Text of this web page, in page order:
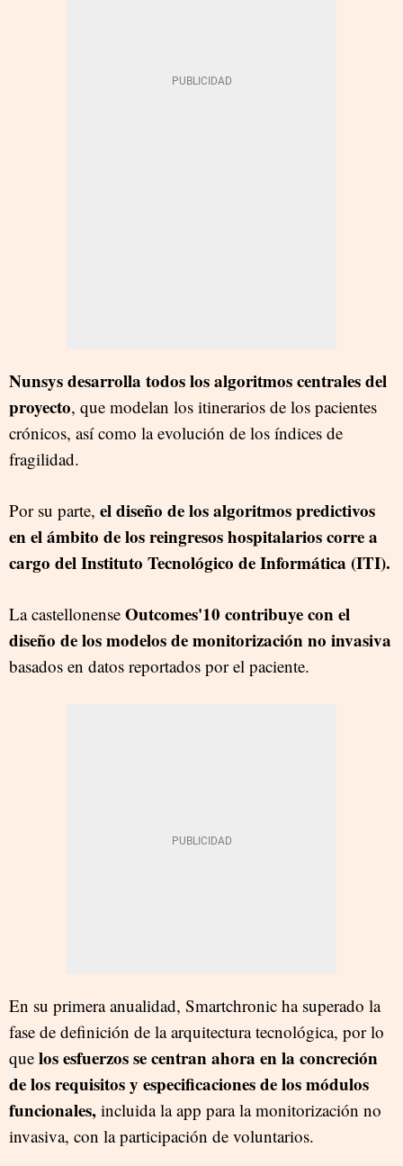
Nunsys desarrolla todos los algoritmos centrales del
proyecto, que modelan los itinerarios de los pacientes
crónicos, así como la evolución de los índices de
fragilidad.
Por su parte, el diseño de los algoritmos predictivos
en el ámbito de los reingresos hospitalarios corre a
cargo del Instituto Tecnológico de Informática (ITI).
La castellonense Outcomes'10 contribuye con el
diseño de los modelos de monitorización no invasiva
basados en datos reportados por el paciente.
En su primera anualidad, Smartchronic ha superado la
fase de definición de la arquitectura tecnológica, por lo
que los esfuerzos se centran ahora en la concreción
de los requisitos y especificaciones de los módulos
funcionales, incluida la app para la monitorización no
invasiva, con la participación de voluntarios.